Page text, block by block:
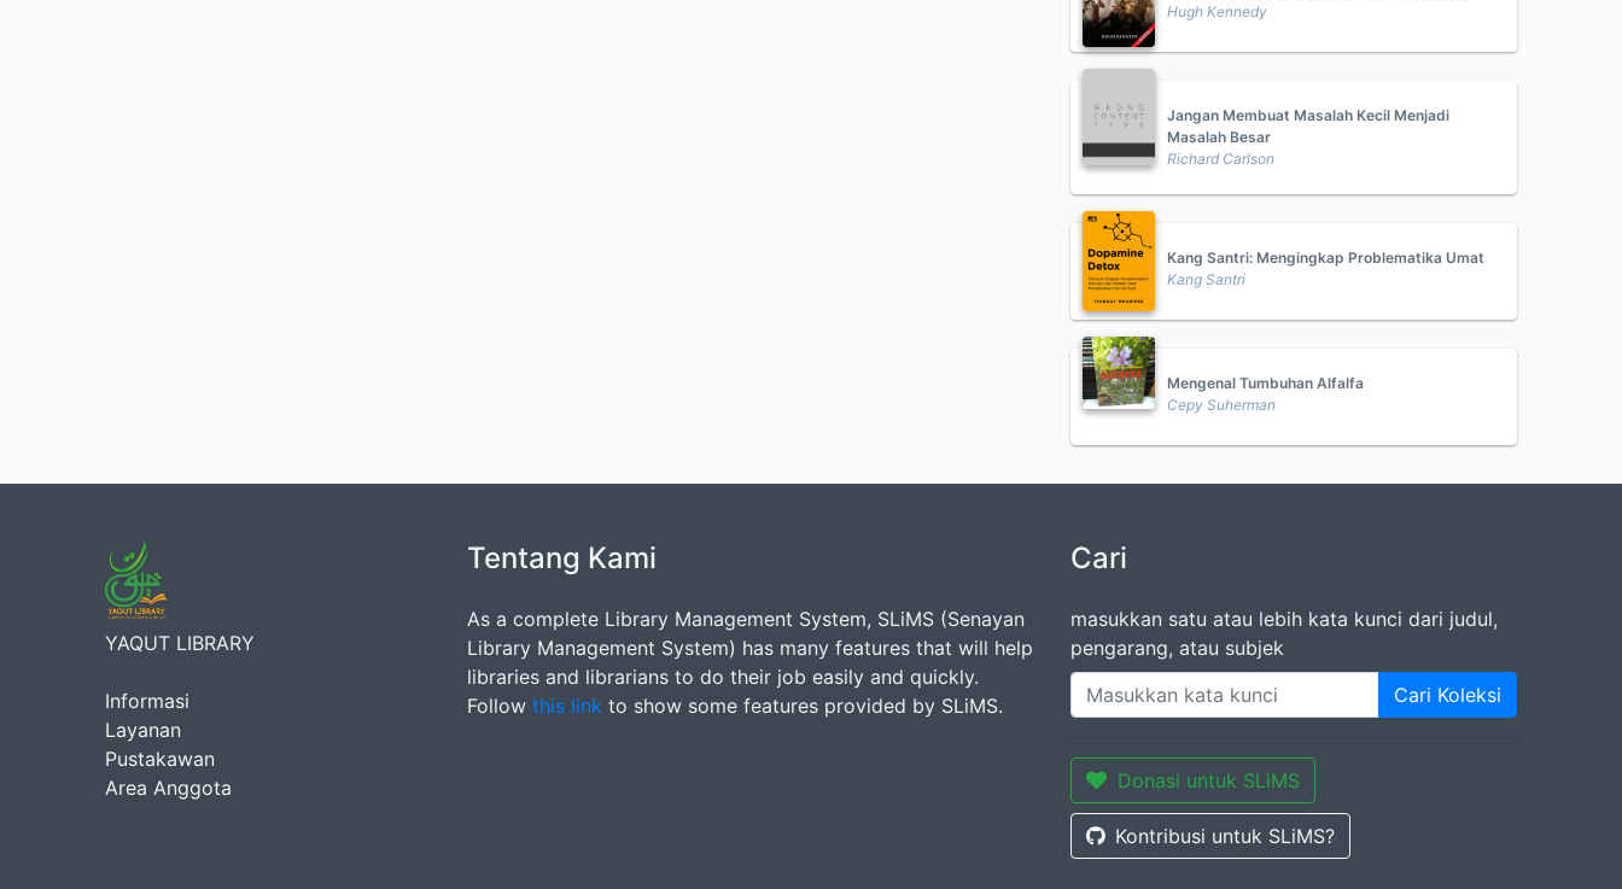
Hugh Kennedy
Jangan Membuat Masalah Kecil Menjadi
Masalah Besar
Richard Carlson
Kang Santri: Mengingkap Problematika Umat
Kang Santri
Mengenal Tumbuhan Alfalfa
Cepy Suherman
YAQUT LIBRARY
Informasi
Layanan
Pustakawan
Area Anggota
Tentang Kami
As a complete Library Management System, SLiMS (Senayan
Library Management System) has many features that will help
libraries and librarians to do their job easily and quickly.
Follow this link to show some features provided by SLiMS.
Cari
masukkan satu atau lebih kata kunci dari judul,
pengarang, atau subjek
Cari Koleksi
Donasi untuk SLiMS
Kontribusi untuk SLiMS?